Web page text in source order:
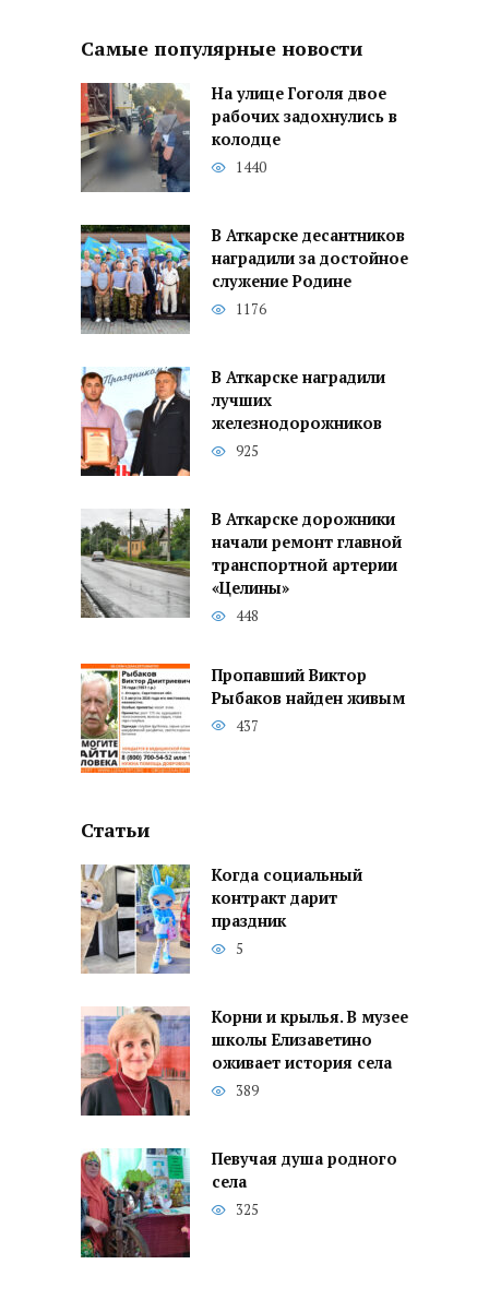
Самые популярные новости
На улице Гоголя двое
рабочих задохнулись в
колодце
1440
В Аткарске десантников
наградили за достойное
служение Родине
1176
В Аткарске наградили
лучших
железнодорожников
925
В Аткарске дорожники
начали ремонт главной
транспортной артерии
«Целины»
448
Пропавший Виктор
Рыбаков найден живым
437
Статьи
Когда социальный
контракт дарит
праздник
5
Корни и крылья. В музее
школы Елизаветино
оживает история села
389
Певучая душа родного
села
325